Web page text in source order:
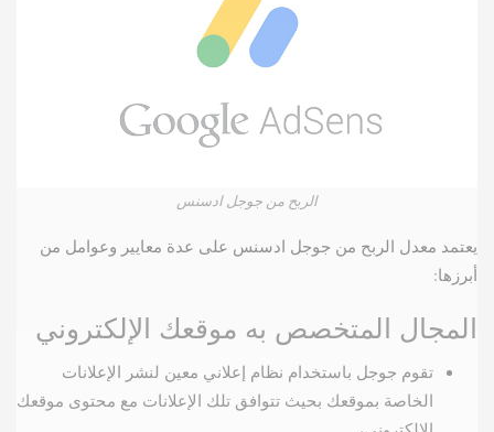
الربح من جوجل ادسنس
يعتمد معدل الربح من جوجل ادسنس على عدة معايير وعوامل من
أبرزها:
المجال المتخصص به موقعك الإلكتروني
تقوم جوجل باستخدام نظام إعلاني معين لنشر الإعلانات
الخاصة بموقعك بحيث تتوافق تلك الإعلانات مع محتوى موقعك